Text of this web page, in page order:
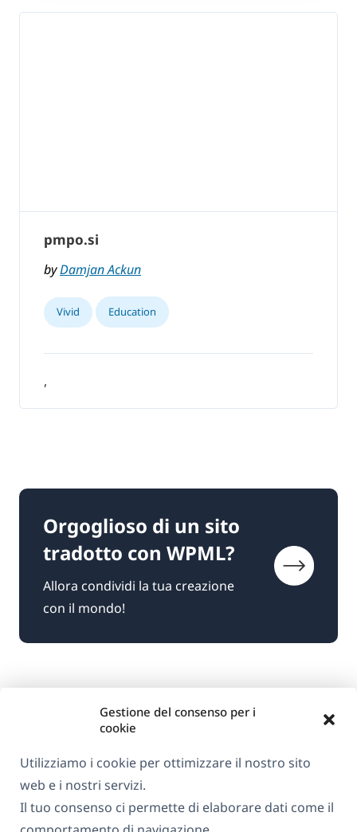
Gestione del consenso per i
cookie
Utilizziamo i cookie per ottimizzare il nostro sito
web e i nostri servizi.
Il tuo consenso ci permette di elaborare dati come il
pmpo.si
byDamjan Ackun
Vivid Education
,
Orgoglioso di un sito
tradotto con WPML?
Allora condividi la tua creazione
con il mondo!
GDPR e Informativa sulla Privacy